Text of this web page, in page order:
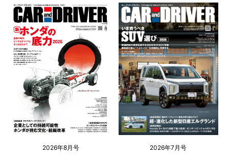
2026年8月号 2026年7月号